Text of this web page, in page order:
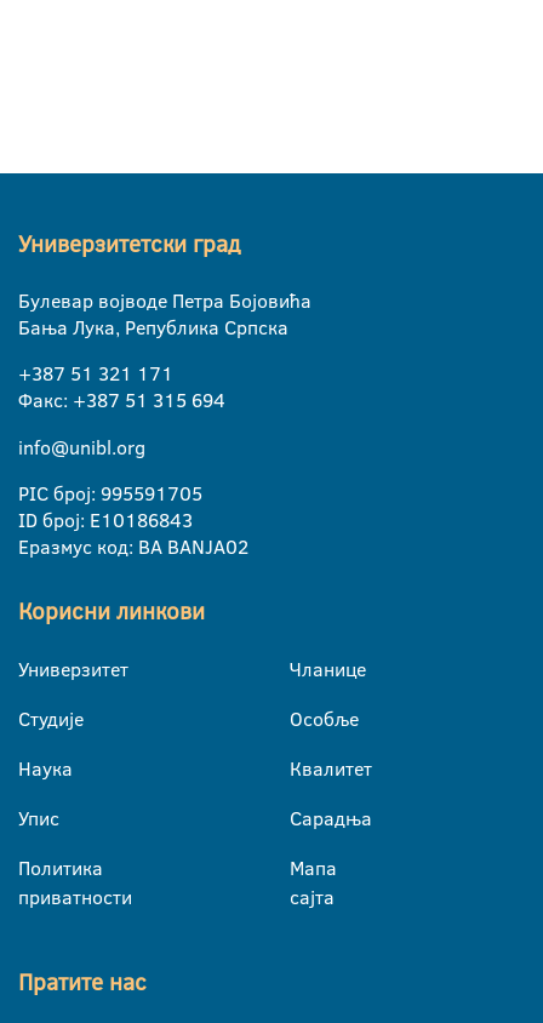
Универзитетски град
Булевар војводе Петра Бојовића
Бања Лука, Република Српска
+387 51 321 171
Факс: +387 51 315 694
info@unibl.org
PIC број: 995591705
ID број: E10186843
Еразмус код: BA BANJA02
Корисни линкови
Универзитет
Студије
Наука
Упис
Политика
приватности
Чланице
Особље
Квалитет
Сарадња
Мапа
сајта
Пратите нас